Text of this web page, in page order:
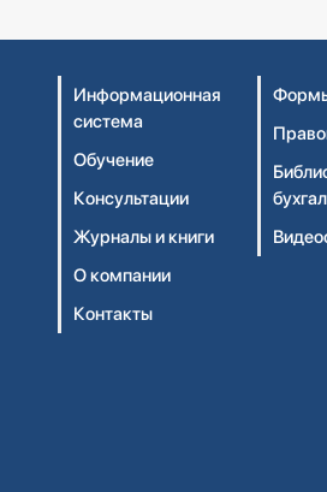
Информационная
система
Обучение
Консультации
Журналы и книги
О компании
Контакты